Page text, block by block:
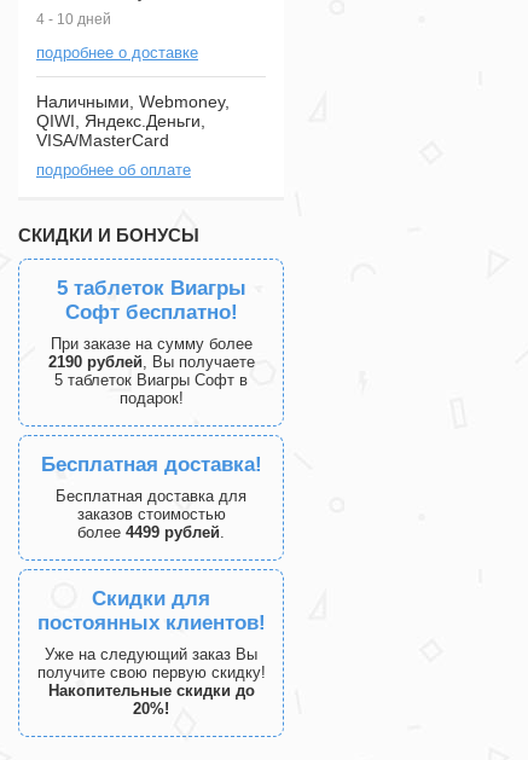
4 - 10 дней
подробнее о доставке
Наличными, Webmoney,
QIWI, Яндекс.Деньги,
VISA/MasterCard
подробнее об оплате
СКИДКИ И БОНУСЫ
5 таблеток Виагры
Софт бесплатно!
При заказе на сумму более
2190 рублей, Вы получаете
5 таблеток Виагры Софт в
подарок!
Бесплатная доставка!
Бесплатная доставка для
заказов стоимостью
более 4499 рублей.
Скидки для
постоянных клиентов!
Уже на следующий заказ Вы
получите свою первую скидку!
Накопительные скидки до
20%!